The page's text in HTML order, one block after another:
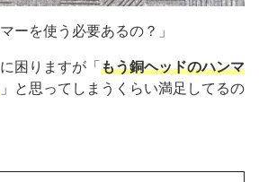
ーを使う必要あるの？」
困りますが「 もう銅ヘッドのハンマ
」と思ってしまうくらい満足してるの